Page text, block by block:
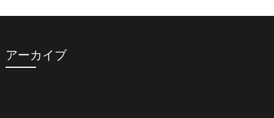
アーカイブ